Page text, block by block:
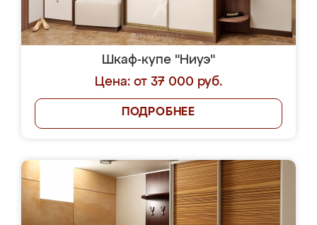
Шкаф-купе "Ниуэ"
Цена: от 37 000 руб.
ПОДРОБНЕЕ